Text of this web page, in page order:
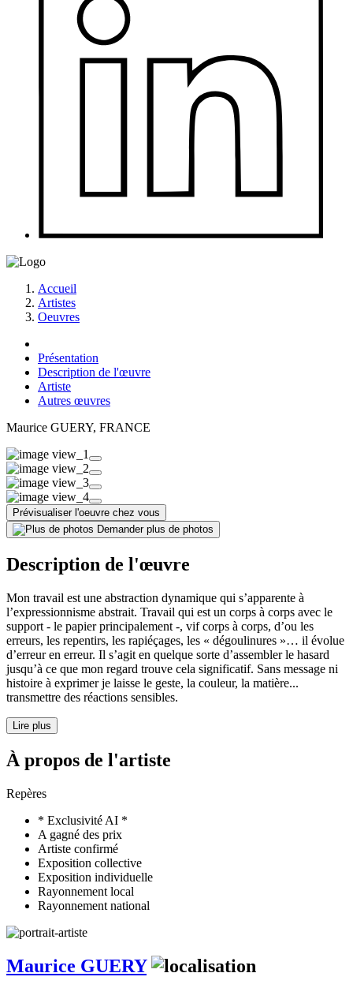
Accueil
Artistes
Oeuvres
Présentation
Description de l'œuvre
Artiste
Autres œuvres
Maurice GUERY, FRANCE
Prévisualiser l'oeuvre chez vous
Demander plus de photos
Description de l'œuvre
Mon travail est une abstraction dynamique qui s’apparente à
l’expressionnisme abstrait. Travail qui est un corps à corps avec le
support - le papier principalement -, vif corps à corps, d’ou les
erreurs, les repentirs, les rapiéçages, les « dégoulinures »… il évolue
d’erreur en erreur. Il s’agit en quelque sorte d’assembler le hasard
jusqu’à ce que mon regard trouve cela significatif. Sans message ni
histoire à exprimer je laisse le geste, la couleur, la matière...
transmettre des réactions sensibles.
Lire plus
À propos de l'artiste
Repères
* Exclusivité AI *
A gagné des prix
Artiste confirmé
Exposition collective
Exposition individuelle
Rayonnement local
Rayonnement national
Maurice GUERY